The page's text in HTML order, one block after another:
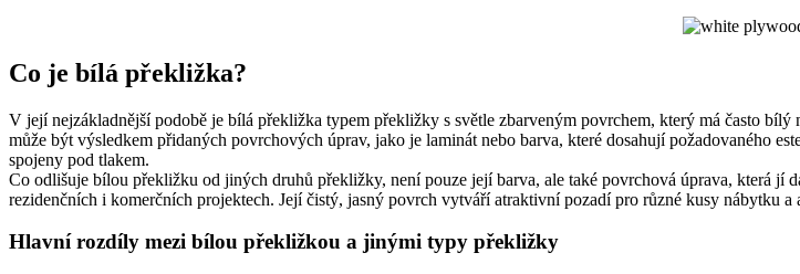
Co je bílá překližka?
V její nejzákladnější podobě je bílá překližka typem překližky s světle zbarveným povrchem, který má často
může být výsledkem přidaných povrchových úprav, jako je laminát nebo barva, které dosahují požadovaného
spojeny pod tlakem.
Co odlišuje bílou překližku od jiných druhů překližky, není pouze její barva, ale také povrchová úprava, která
rezidenčních i komerčních projektech. Její čistý, jasný povrch vytváří atraktivní pozadí pro různé kusy nábytku a
Hlavní rozdíly mezi bílou překližkou a jinými typy překližky